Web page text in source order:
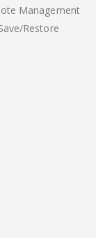
Management
Restore